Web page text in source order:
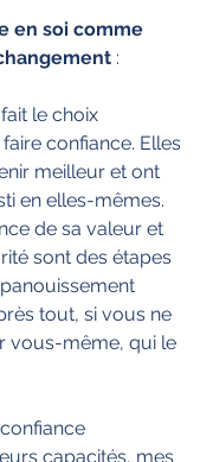
en soi comme
:
le choix
confiance. Elles
meilleur et ont
en elles-mêmes.
de sa valeur et
sont des étapes
tout, si vous ne
vous-même, qui le
capacités, mes